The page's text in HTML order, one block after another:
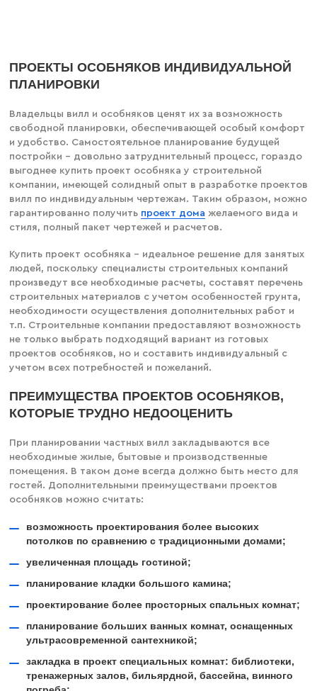
ПРОЕКТЫ ОСОБНЯКОВ ИНДИВИДУАЛЬНОЙ
ПЛАНИРОВКИ
Владельцы вилл и особняков ценят их за возможность
свободной планировки, обеспечивающей особый комфорт
и удобство. Самостоятельное планирование будущей
постройки – довольно затруднительный процесс, гораздо
выгоднее купить проект особняка у строительной
компании, имеющей солидный опыт в разработке проектов
вилл по индивидуальным чертежам. Таким образом, можно
гарантированно получить проект дома желаемого вида и
стиля, полный пакет чертежей и расчетов.
Купить проект особняка – идеальное решение для занятых
людей, поскольку специалисты строительных компаний
произведут все необходимые расчеты, составят перечень
строительных материалов с учетом особенностей грунта,
необходимости осуществления дополнительных работ и
т.п. Строительные компании предоставляют возможность
не только выбрать подходящий вариант из готовых
проектов особняков, но и составить индивидуальный с
учетом всех потребностей и пожеланий.
ПРЕИМУЩЕСТВА ПРОЕКТОВ ОСОБНЯКОВ,
КОТОРЫЕ ТРУДНО НЕДООЦЕНИТЬ
При планировании частных вилл закладываются все
необходимые жилые, бытовые и производственные
помещения. В таком доме всегда должно быть место для
гостей. Дополнительными преимуществами проектов
особняков можно считать:
возможность проектирования более высоких
потолков по сравнению с традиционными домами;
увеличенная площадь гостиной;
планирование кладки большого камина;
проектирование более просторных спальных комнат;
планирование больших ванных комнат, оснащенных
ультрасовременной сантехникой;
закладка в проект специальных комнат: библиотеки,
тренажерных залов, бильярдной, бассейна, винного